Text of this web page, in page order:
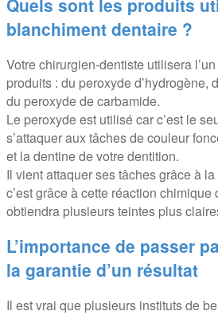
Quels sont les produits
blanchiment dentaire ?
Votre chirurgien-dentiste utilisera
produits : du peroxyde d’hydrogène,
du peroxyde de carbamide.
Le peroxyde est utilisé car c’est le
s’attaquer aux tâches de couleur
et la dentine de votre dentition.
Il vient attaquer ses tâches grâce à
c’est grâce à cette réaction chimique
obtiendra plusieurs teintes plus
L’importance de passer
la garantie d’un résultat
Il est vrai que plusieurs instituts de